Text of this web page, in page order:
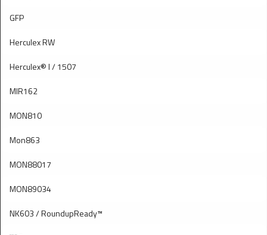
GFP
Herculex RW
Herculex® I / 1507
MIR162
MON810
Mon863
MON88017
MON89034
NK603 / RoundupReady™